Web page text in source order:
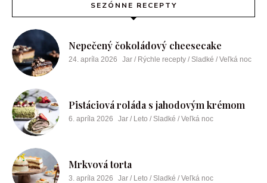
SEZÓNNE RECEPTY
Nepečený čokoládový cheesecake
24. apríla 2026 Jar / Rýchle recepty / Sladké / Veľká noc
Pistáciová roláda s jahodovým krémom
6. apríla 2026 Jar / Leto / Sladké / Veľká noc
Mrkvová torta
3. apríla 2026 Jar / Leto / Sladké / Veľká noc